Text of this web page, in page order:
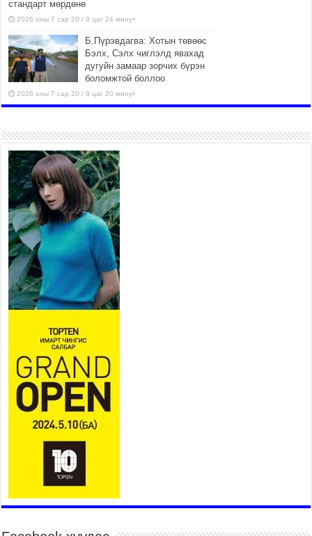
стандарт мөрдөнө
2026 оны 7 сар 20 / 9 цаг 24 минут
Б.Пүрэвдагва: Хотын төвөөс
Бэлх, Сэлх чиглэлд явахад
дугуйн замаар зорчих бүрэн
боломжтой боллоо
2026 оны 7 сар 20 / 9 цаг 20 минут
шугам хоолойн ажил 80
хувьтай үргэлжилж байна
2026 оны 7 сар 20 / 9 цаг 14 минут
Усархаг аадар бороо орж
байгаа тул аюулгүй байдлаа
хангаж, үер усны аюулаас
сэрэмжлэхийг нийслэлийн
Онцгой байдлын газраас анхааруулж байна
2026 оны 7 сар 20 / 9 цаг 09 минут
311 алба хаагч, 119 техник хэрэгсэлтэй ажиллаж
үер усны аюул, болзошгүй эрсдэлээс сэргийлж
байна
Аяллаа зөв төлөвлөхийг иргэдэд зөвлөж байна
2026 оны 7 сар 16 / 11 цаг 50 минут
Үер усны болзошгүй аюулаас сэргийлж,
холбогдох байгууллагууд өндөржүүлсэн бэлэн
байдалд ажиллаж байна
2026 оны 7 сар 15 / 13 цаг 06 минут
“Дэлхийн адууны өдөр”-т 15000 морьтон оролцож
2026 оны 7 сар 15 / 11 цаг 51 минут
Шагайн харвааны насанд хүрэгчдийн багийн
төрөлд 106 багийн 848 харваач өрсөлдөж,